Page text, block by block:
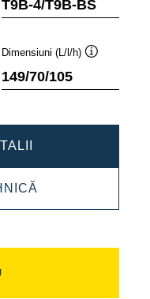
T9B-4/T9B-BS
Dimensiuni (L/l/h)
149/70/105
AGM
508902012
AGM